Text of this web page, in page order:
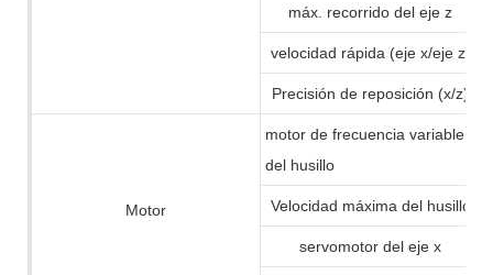
máx. recorrido del eje z
velocidad rápida (eje x/eje z)
Precisión de reposición (x/z)
Motor
motor de frecuencia variable
del husillo
Velocidad máxima del husillo
servomotor del eje x